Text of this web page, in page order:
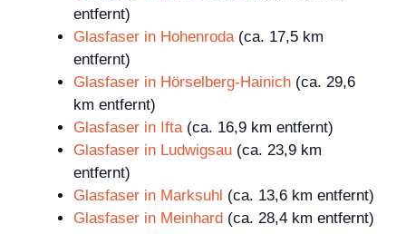
entfernt)
Glasfaser in Hohenroda (ca. 17,5 km
entfernt)
Glasfaser in Hörselberg-Hainich (ca. 29,6
km entfernt)
Glasfaser in Ifta (ca. 16,9 km entfernt)
Glasfaser in Ludwigsau (ca. 23,9 km
entfernt)
Glasfaser in Marksuhl (ca. 13,6 km entfernt)
Glasfaser in Meinhard (ca. 28,4 km entfernt)